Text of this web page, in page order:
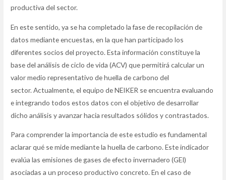
productiva del sector.
En este sentido, ya se ha completado la fase de recopilación de
datos mediante encuestas, en la que han participado los
diferentes socios del proyecto. Esta información constituye la
base del análisis de ciclo de vida (ACV) que permitirá calcular un
valor medio representativo de huella de carbono del
sector. Actualmente, el equipo de NEIKER se encuentra evaluando
e integrando todos estos datos con el objetivo de desarrollar
dicho análisis y avanzar hacia resultados sólidos y contrastados.
Para comprender la importancia de este estudio es fundamental
aclarar qué se mide mediante la huella de carbono. Este indicador
evalúa las emisiones de gases de efecto invernadero (GEI)
asociadas a un proceso productivo concreto. En el caso de